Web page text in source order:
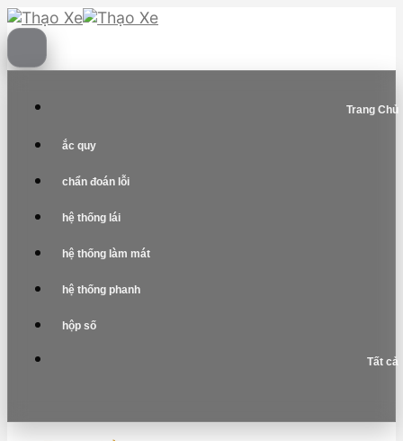
Skip
to
content
Trang Chủ
ắc quy
chẩn đoán lỗi
hệ thống lái
hệ thống làm mát
hệ thống phanh
hộp số
Tất cả